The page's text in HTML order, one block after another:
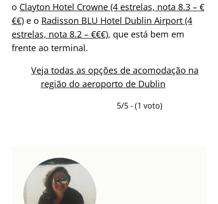
o Clayton Hotel Crowne (4 estrelas, nota 8.3 – €
€€) e o Radisson BLU Hotel Dublin Airport (4
estrelas, nota 8.2 – €€€), que está bem em
frente ao terminal.
Veja todas as opções de acomodação na
região do aeroporto de Dublin
5/5 - (1 voto)